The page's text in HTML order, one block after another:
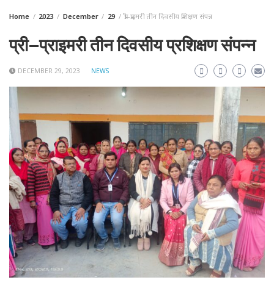
Home 2023 December 29 प्री–प्राइमरी तीन दिवसीय प्रशिक्षण संपन्न
प्री–प्राइमरी तीन दिवसीय प्रशिक्षण संपन्न
DECEMBER 29, 2023 NEWS